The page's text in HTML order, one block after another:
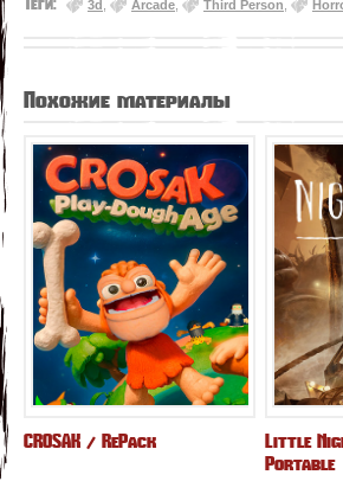
Теги: 3d Arcade Third Person
Похожие материалы
CROSAK / RePack
Little
Portable